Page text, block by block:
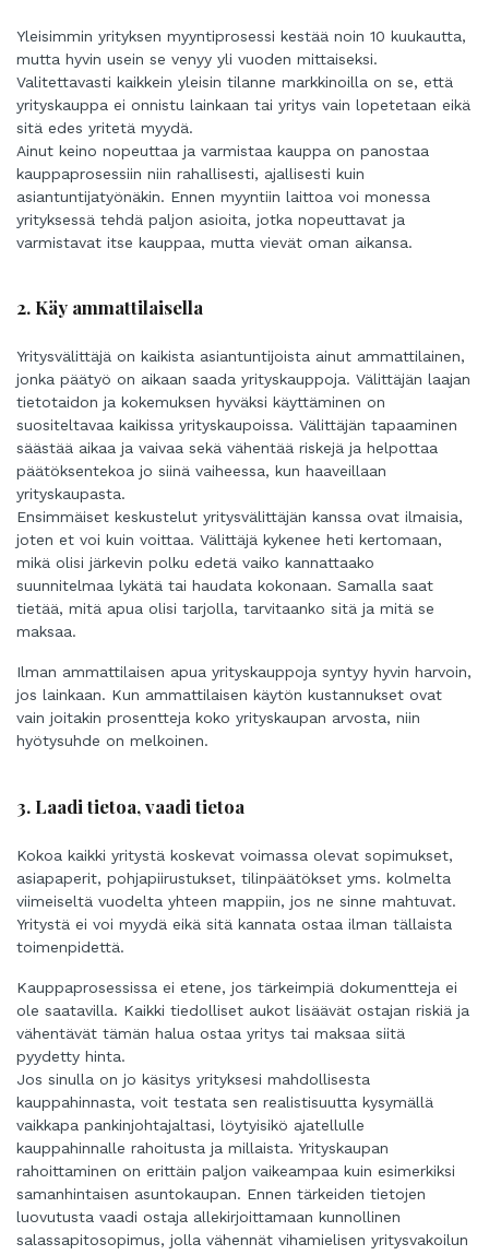
Yleisimmin yrityksen myyntiprosessi kestää noin 10 kuukautta,
mutta hyvin usein se venyy yli vuoden mittaiseksi.
Valitettavasti kaikkein yleisin tilanne markkinoilla on se, että
yrityskauppa ei onnistu lainkaan tai yritys vain lopetetaan eikä
sitä edes yritetä myydä.
Ainut keino nopeuttaa ja varmistaa kauppa on panostaa
kauppaprosessiin niin rahallisesti, ajallisesti kuin
asiantuntijatyönäkin. Ennen myyntiin laittoa voi monessa
yrityksessä tehdä paljon asioita, jotka nopeuttavat ja
varmistavat itse kauppaa, mutta vievät oman aikansa.
2. Käy ammattilaisella
Yritysvälittäjä on kaikista asiantuntijoista ainut ammattilainen,
jonka päätyö on aikaan saada yrityskauppoja. Välittäjän laajan
tietotaidon ja kokemuksen hyväksi käyttäminen on
suositeltavaa kaikissa yrityskaupoissa. Välittäjän tapaaminen
säästää aikaa ja vaivaa sekä vähentää riskejä ja helpottaa
päätöksentekoa jo siinä vaiheessa, kun haaveillaan
yrityskaupasta.
Ensimmäiset keskustelut yritysvälittäjän kanssa ovat ilmaisia,
joten et voi kuin voittaa. Välittäjä kykenee heti kertomaan,
mikä olisi järkevin polku edetä vaiko kannattaako
suunnitelmaa lykätä tai haudata kokonaan. Samalla saat
tietää, mitä apua olisi tarjolla, tarvitaanko sitä ja mitä se
maksaa.
Ilman ammattilaisen apua yrityskauppoja syntyy hyvin harvoin,
jos lainkaan. Kun ammattilaisen käytön kustannukset ovat
vain joitakin prosentteja koko yrityskaupan arvosta, niin
hyötysuhde on melkoinen.
3. Laadi tietoa, vaadi tietoa
Kokoa kaikki yritystä koskevat voimassa olevat sopimukset,
asiapaperit, pohjapiirustukset, tilinpäätökset yms. kolmelta
viimeiseltä vuodelta yhteen mappiin, jos ne sinne mahtuvat.
Yritystä ei voi myydä eikä sitä kannata ostaa ilman tällaista
toimenpidettä.
Kauppaprosessissa ei etene, jos tärkeimpiä dokumentteja ei
ole saatavilla. Kaikki tiedolliset aukot lisäävät ostajan riskiä ja
vähentävät tämän halua ostaa yritys tai maksaa siitä
pyydetty hinta.
Jos sinulla on jo käsitys yrityksesi mahdollisesta
kauppahinnasta, voit testata sen realistisuutta kysymällä
vaikkapa pankinjohtajaltasi, löytyisikö ajatellulle
kauppahinnalle rahoitusta ja millaista. Yrityskaupan
rahoittaminen on erittäin paljon vaikeampaa kuin esimerkiksi
samanhintaisen asuntokaupan. Ennen tärkeiden tietojen
luovutusta vaadi ostaja allekirjoittamaan kunnollinen
salassapitosopimus, jolla vähennät vihamielisen yritysvakoilun